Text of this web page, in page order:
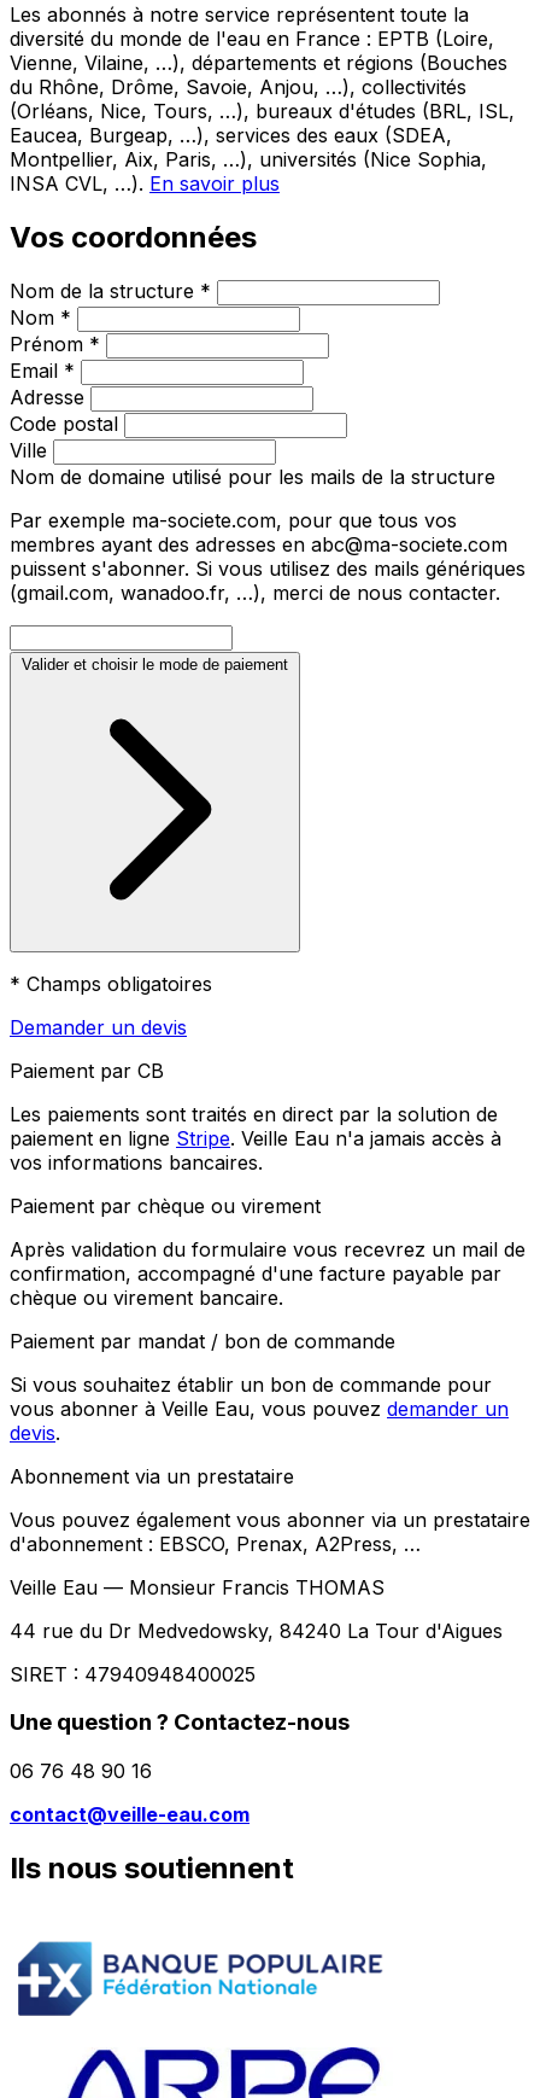
Les abonnés à notre service représentent toute la
diversité du monde de l'eau en France : EPTB (Loire,
Vienne, Vilaine, …), départements et régions (Bouches
du Rhône, Drôme, Savoie, Anjou, …), collectivités
(Orléans, Nice, Tours, …), bureaux d'études (BRL, ISL,
Eaucea, Burgeap, …), services des eaux (SDEA,
Montpellier, Aix, Paris, …), universités (Nice Sophia,
INSA CVL, …). En savoir plus
Vos coordonnées
Nom de la structure *
Nom *
Prénom *
Email *
Adresse
Code postal
Ville
Nom de domaine utilisé pour les mails de la structure
Par exemple ma-societe.com, pour que tous vos
membres ayant des adresses en abc@ma-societe.com
puissent s'abonner. Si vous utilisez des mails génériques
(gmail.com, wanadoo.fr, …), merci de nous contacter.
Valider et choisir le mode de paiement
* Champs obligatoires
Demander un devis
Paiement par CB
Les paiements sont traités en direct par la solution de
paiement en ligne Stripe. Veille Eau n'a jamais accès à
vos informations bancaires.
Paiement par chèque ou virement
Après validation du formulaire vous recevrez un mail de
confirmation, accompagné d'une facture payable par
chèque ou virement bancaire.
Paiement par mandat / bon de commande
Si vous souhaitez établir un bon de commande pour
vous abonner à Veille Eau, vous pouvez demander un
devis.
Abonnement via un prestataire
Vous pouvez également vous abonner via un prestataire
d'abonnement : EBSCO, Prenax, A2Press, …
Veille Eau — Monsieur Francis THOMAS
44 rue du Dr Medvedowsky, 84240 La Tour d'Aigues
SIRET : 47940948400025
Une question ? Contactez-nous
06 76 48 90 16
contact@veille-eau.com
Ils nous soutiennent